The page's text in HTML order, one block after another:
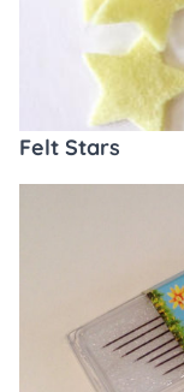
Felt Stars